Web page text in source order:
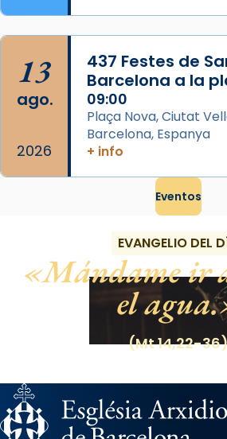
13
ago.
2026
437 Festes de
Barcelona a la
09:00
Plaça Nova, Ciutat
Barcelona, Espanya
+ info
Eventos
EVANGELIO DEL
Mándame ir
el agua.
(Mt 14,22-